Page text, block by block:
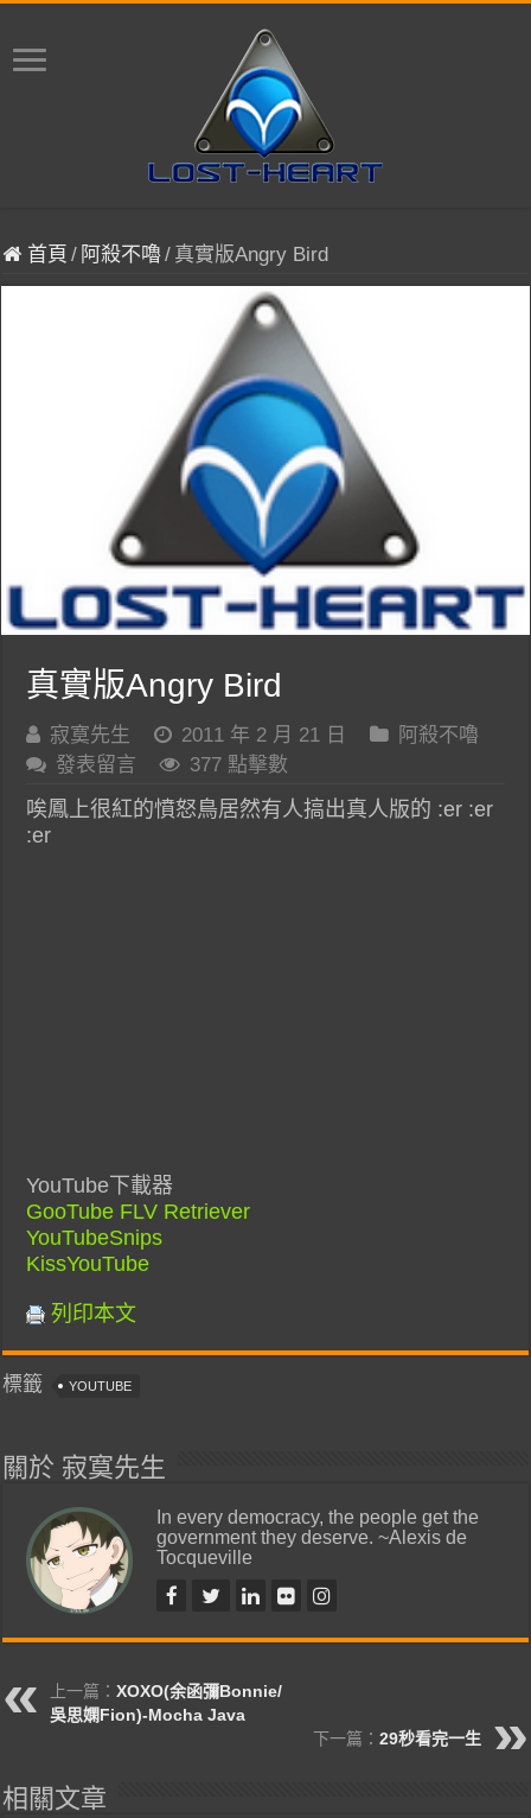
首頁 / 阿殺不嚕/ 真實版Angry Bird
真實版Angry Bird
寂寞先生 2011 年 2 月 21 日
阿殺不嚕
發表留言
377 點擊數
唉鳳上很紅的憤怒鳥居然有人搞出真人版的 :er :er
:er
YouTube下載器
GooTube FLV Retriever
YouTubeSnips
KissYouTube
列印本文
標籤 YOUTUBE
關於 寂寞先生
In every democracy, the people get the
government they deserve. ~Alexis de
Tocqueville
上一篇：XOXO(余函彌Bonnie/
吳思嫻Fion)-Mocha Java
下一篇： 29秒看完一生
相關文章